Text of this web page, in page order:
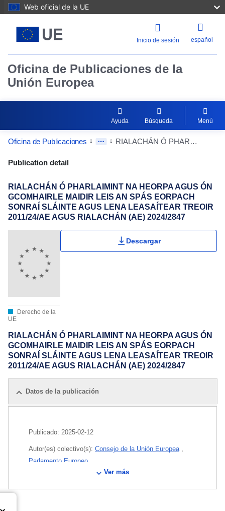
Web oficial de la UE
Inicio de sesión español
Oficina de Publicaciones de la
Unión Europea
Ayuda Búsqueda Menú
Oficina de Publicaciones RIALACHÁN Ó PHARLAIMINT NA HEORPA AGUS ÓN GCOMHAIRLE MAIDIR LEIS AN SPÁS EORPACH SONRAÍ SLÁINTE AGUS LENA LEASAÍTEAR TREOIR 2011/24/AE AGUS RIALACHÁN (AE) 2024/2847
Publication Detail Actions Portlet
Publication detail
RIALACHÁN Ó PHARLAIMINT NA HEORPA AGUS ÓN
GCOMHAIRLE MAIDIR LEIS AN SPÁS EORPACH
SONRAÍ SLÁINTE AGUS LENA LEASAÍTEAR TREOIR
2011/24/AE AGUS RIALACHÁN (AE) 2024/2847
Derecho de la
UE
Descargar
RIALACHÁN Ó PHARLAIMINT NA HEORPA AGUS ÓN
GCOMHAIRLE MAIDIR LEIS AN SPÁS EORPACH
SONRAÍ SLÁINTE AGUS LENA LEASAÍTEAR TREOIR
2011/24/AE AGUS RIALACHÁN (AE) 2024/2847
Datos de la publicación
Publicado: 2025-02-12
Autor(es) colectivo(s): Consejo de la Unión Europea
Parlamento Europeo
Ver más